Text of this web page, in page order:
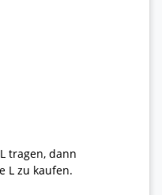
tragen, dann
L zu kaufen.